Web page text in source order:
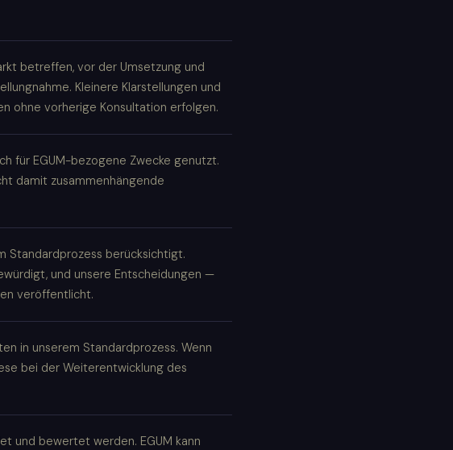
betreffen, vor der Umsetzung und
Kleinere Klarstellungen und
ohne vorherige Konsultation erfolgen.
für EGUM-bezogene Zwecke genutzt.
damit zusammenhängende
Standardprozess berücksichtigt.
und unsere Entscheidungen —
veröffentlicht.
in unserem Standardprozess. Wenn
bei der Weiterentwicklung des
und bewertet werden. EGUM kann